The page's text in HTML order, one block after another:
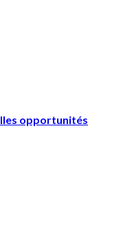
opportunités